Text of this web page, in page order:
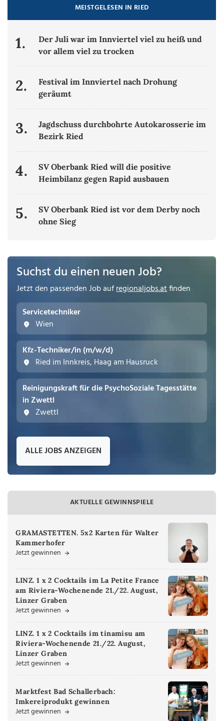
MEISTGELESEN IN RIED
1.
Der Juli war im Innviertel viel zu heiß und
vor allem viel zu trocken
2.
Festival im Innviertel nach Drohung
geräumt
3.
Jagdschuss durchbohrte Autokarosserie im
Bezirk Ried
4.
SV Oberbank Ried will die positive
Heimbilanz gegen Rapid ausbauen
5.
SV Oberbank Ried ist vor dem Derby noch
ohne Sieg
Suchst du einen neuen Job?
Jetzt den passenden Job aufregionaljobs.atfinden
Servicetechniker
Wien
Kfz-Techniker/in (m/w/d)
Ried im Innkreis, Haag am Hausruck
Reinigungskraft für die PsychoSoziale Tagesstätte
in Zwettl
Zwettl
ALLE JOBS ANZEIGEN
AKTUELLE GEWINNSPIELE
GRAMASTETTEN. 5x2 Karten für Walter
Kammerhofer
Jetzt gewinnen
LINZ. 1 x 2 Cocktails im La Petite France
am Riviera-Wochenende 21./22. August,
Linzer Graben
Jetzt gewinnen
LINZ. 1 x 2 Cocktails im tinamisu am
Riviera-Wochenende 21./22. August,
Linzer Graben
Jetzt gewinnen
Marktfest Bad Schallerbach:
Imkereiprodukt gewinnen
Jetzt gewinnen